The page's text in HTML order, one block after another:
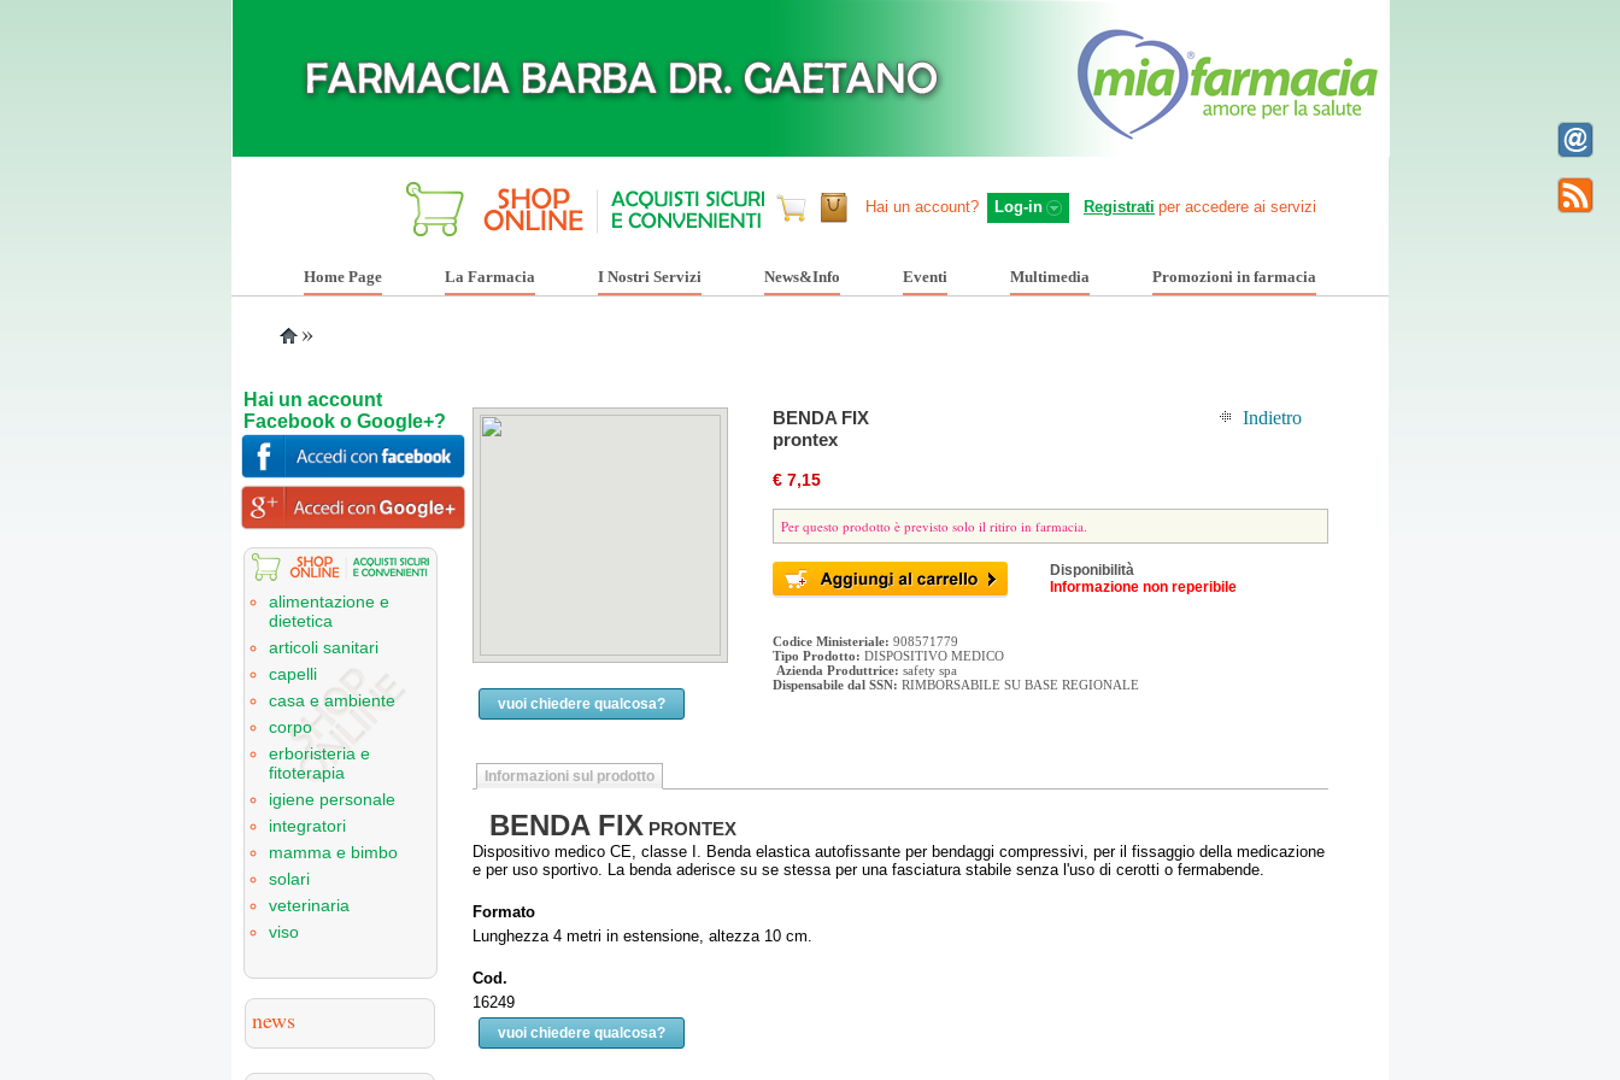
Hai un account
Facebook o Google+?
alimentazione e
dietetica
articoli sanitari
capelli
casa e ambiente
corpo
erboristeria e
fitoterapia
igiene personale
integratori
mamma e bimbo
solari
veterinaria
viso
news
Hai un account? Log-in Registrati per accedere ai servizi
Home Page La Farmacia I Nostri Servizi News&Info Eventi Multimedia Promozioni in farmacia
»
vuoi chiedere qualcosa?
BENDA FIX
Indietro
prontex
€ 7,15
Per questo prodotto è previsto solo il ritiro in farmacia.
Disponibilità
Informazione non reperibile
Codice Ministeriale: 908571779
Tipo Prodotto: DISPOSITIVO MEDICO
Azienda Produttrice: safety spa
Dispensabile dal SSN: RIMBORSABILE SU BASE REGIONALE
Informazioni sul prodotto
BENDA FIX PRONTEX
Dispositivo medico CE, classe I. Benda elastica autofissante per bendaggi compressivi, per il fissaggio della medicazione
e per uso sportivo. La benda aderisce su se stessa per una fasciatura stabile senza l'uso di cerotti o fermabende.
Formato
Lunghezza 4 metri in estensione, altezza 10 cm.
Cod.
16249
vuoi chiedere qualcosa?